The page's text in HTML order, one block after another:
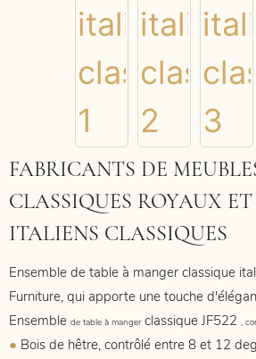
FABRICANTS DE
CLASSIQUES ROYAUX
ITALIENS CLASSIQUES
Ensemble de table à manger classique
Furniture, qui apporte une touche
Ensemble de table à mangerclassique JF522 ,
● Bois de hêtre, contrôlé entre 8 et 12